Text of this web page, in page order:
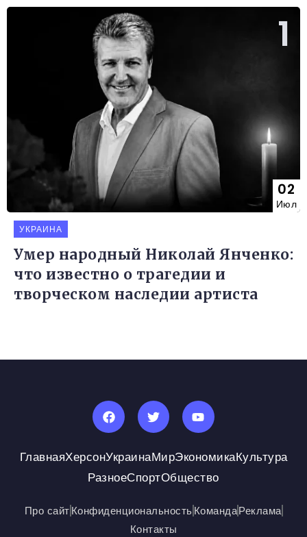
02
Июл
УКРАИНА
Умер народный Николай Янченко:
что известно о трагедии и
творческом наследии артиста
ГлавнаяХерсонУкраинаМирЭкономикаКультура
РазноеСпортОбщество
Про сайтКонфиденциональностьКомандаРеклама
Контакты